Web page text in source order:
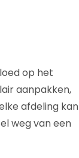
op het
aanpakken,
afdeling kan
weg van een